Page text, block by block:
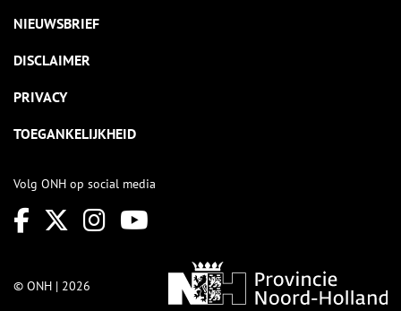
NIEUWSBRIEF
DISCLAIMER
PRIVACY
TOEGANKELIJKHEID
Volg ONH op social media
© ONH | 2026